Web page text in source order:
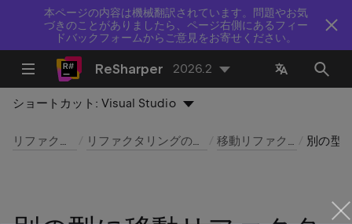
本ページの内容は機械翻訳されています。問題やお気
づきのことがありましたら、ページ右側にあるフィー
ドバックフォームからご意見をお寄せください。
ReSharper 2026.2
ショートカット:Visual Studio
リファクタリング リファクタリングのメインセット 移動リファクタリング